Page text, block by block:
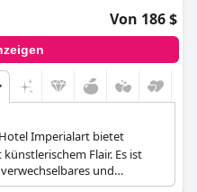
Von 186 $
Imperialart bietet
Flair. Es ist
und
ist perfekt für Gäste, die